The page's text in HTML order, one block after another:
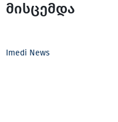
მისცემდა
Imedi News